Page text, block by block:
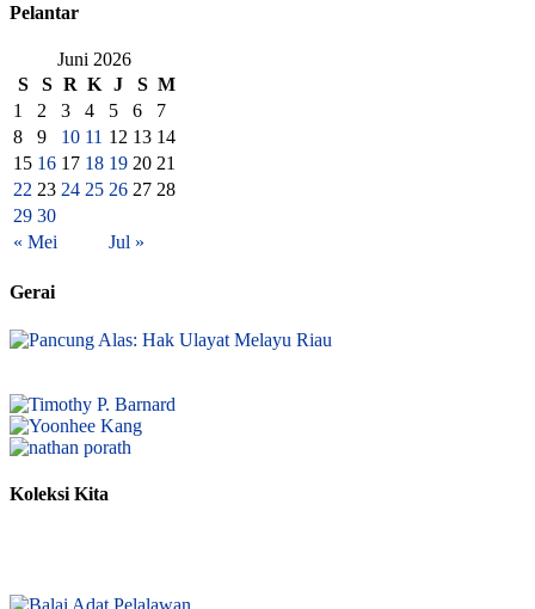
Pelantar
Juni 2026
S
S R K J S M
« Mei Jul »
1 2 3 4 5 6
7
8
9 10 11 12 13 14
15 16 17 18 19 20 21
22 23 24 25 26 27 28
29 30
Gerai
Koleksi Kita